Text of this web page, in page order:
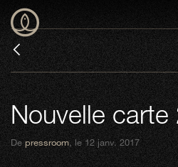
Nouvelle carte
Depressroom, le 12 janv. 2017